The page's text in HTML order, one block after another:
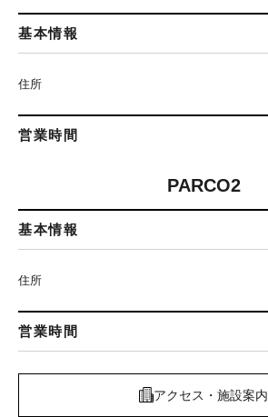
基本情報
住所
営業時間
PARCO2
基本情報
住所
営業時間
アクセス・施設案内